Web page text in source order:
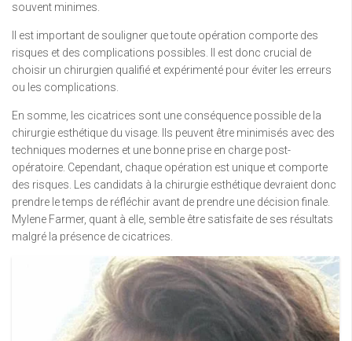
souvent minimes.
Il est important de souligner que toute opération comporte des
risques et des complications possibles. Il est donc crucial de
choisir un chirurgien qualifié et expérimenté pour éviter les erreurs
ou les complications.
En somme, les cicatrices sont une conséquence possible de la
chirurgie esthétique du visage. Ils peuvent être minimisés avec des
techniques modernes et une bonne prise en charge post-
opératoire. Cependant, chaque opération est unique et comporte
des risques. Les candidats à la chirurgie esthétique devraient donc
prendre le temps de réfléchir avant de prendre une décision finale.
Mylene Farmer, quant à elle, semble être satisfaite de ses résultats
malgré la présence de cicatrices.